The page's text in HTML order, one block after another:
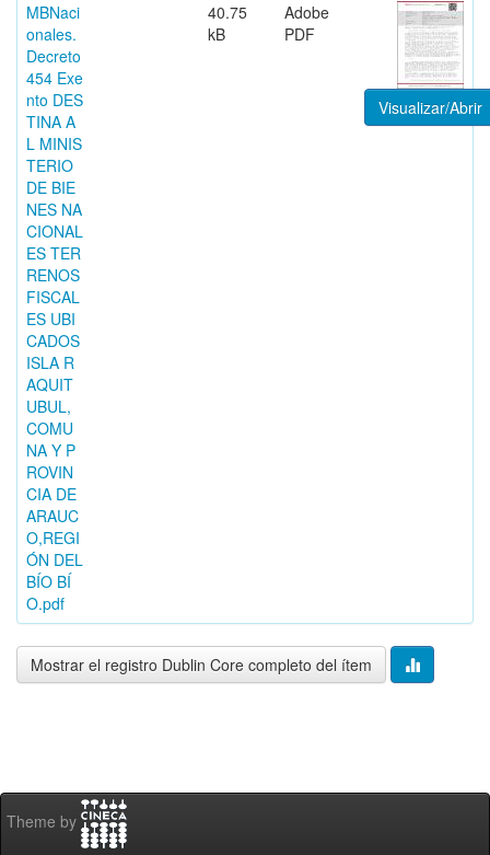
MBNaci
onales.
Decreto
454 Exe
nto DES
TINA A
L MINIS
TERIO
DE BIE
NES NA
CIONAL
ES TER
RENOS
FISCAL
ES UBI
CADOS
ISLA R
AQUIT
UBUL,
COMU
NA Y P
ROVIN
CIA DE
ARAUC
O,REGI
ÓN DEL
BÍO BÍ
O.pdf
40.75
kB
Adobe
PDF
Visualizar/Abrir
Mostrar el registro Dublin Core completo del ítem
Theme by